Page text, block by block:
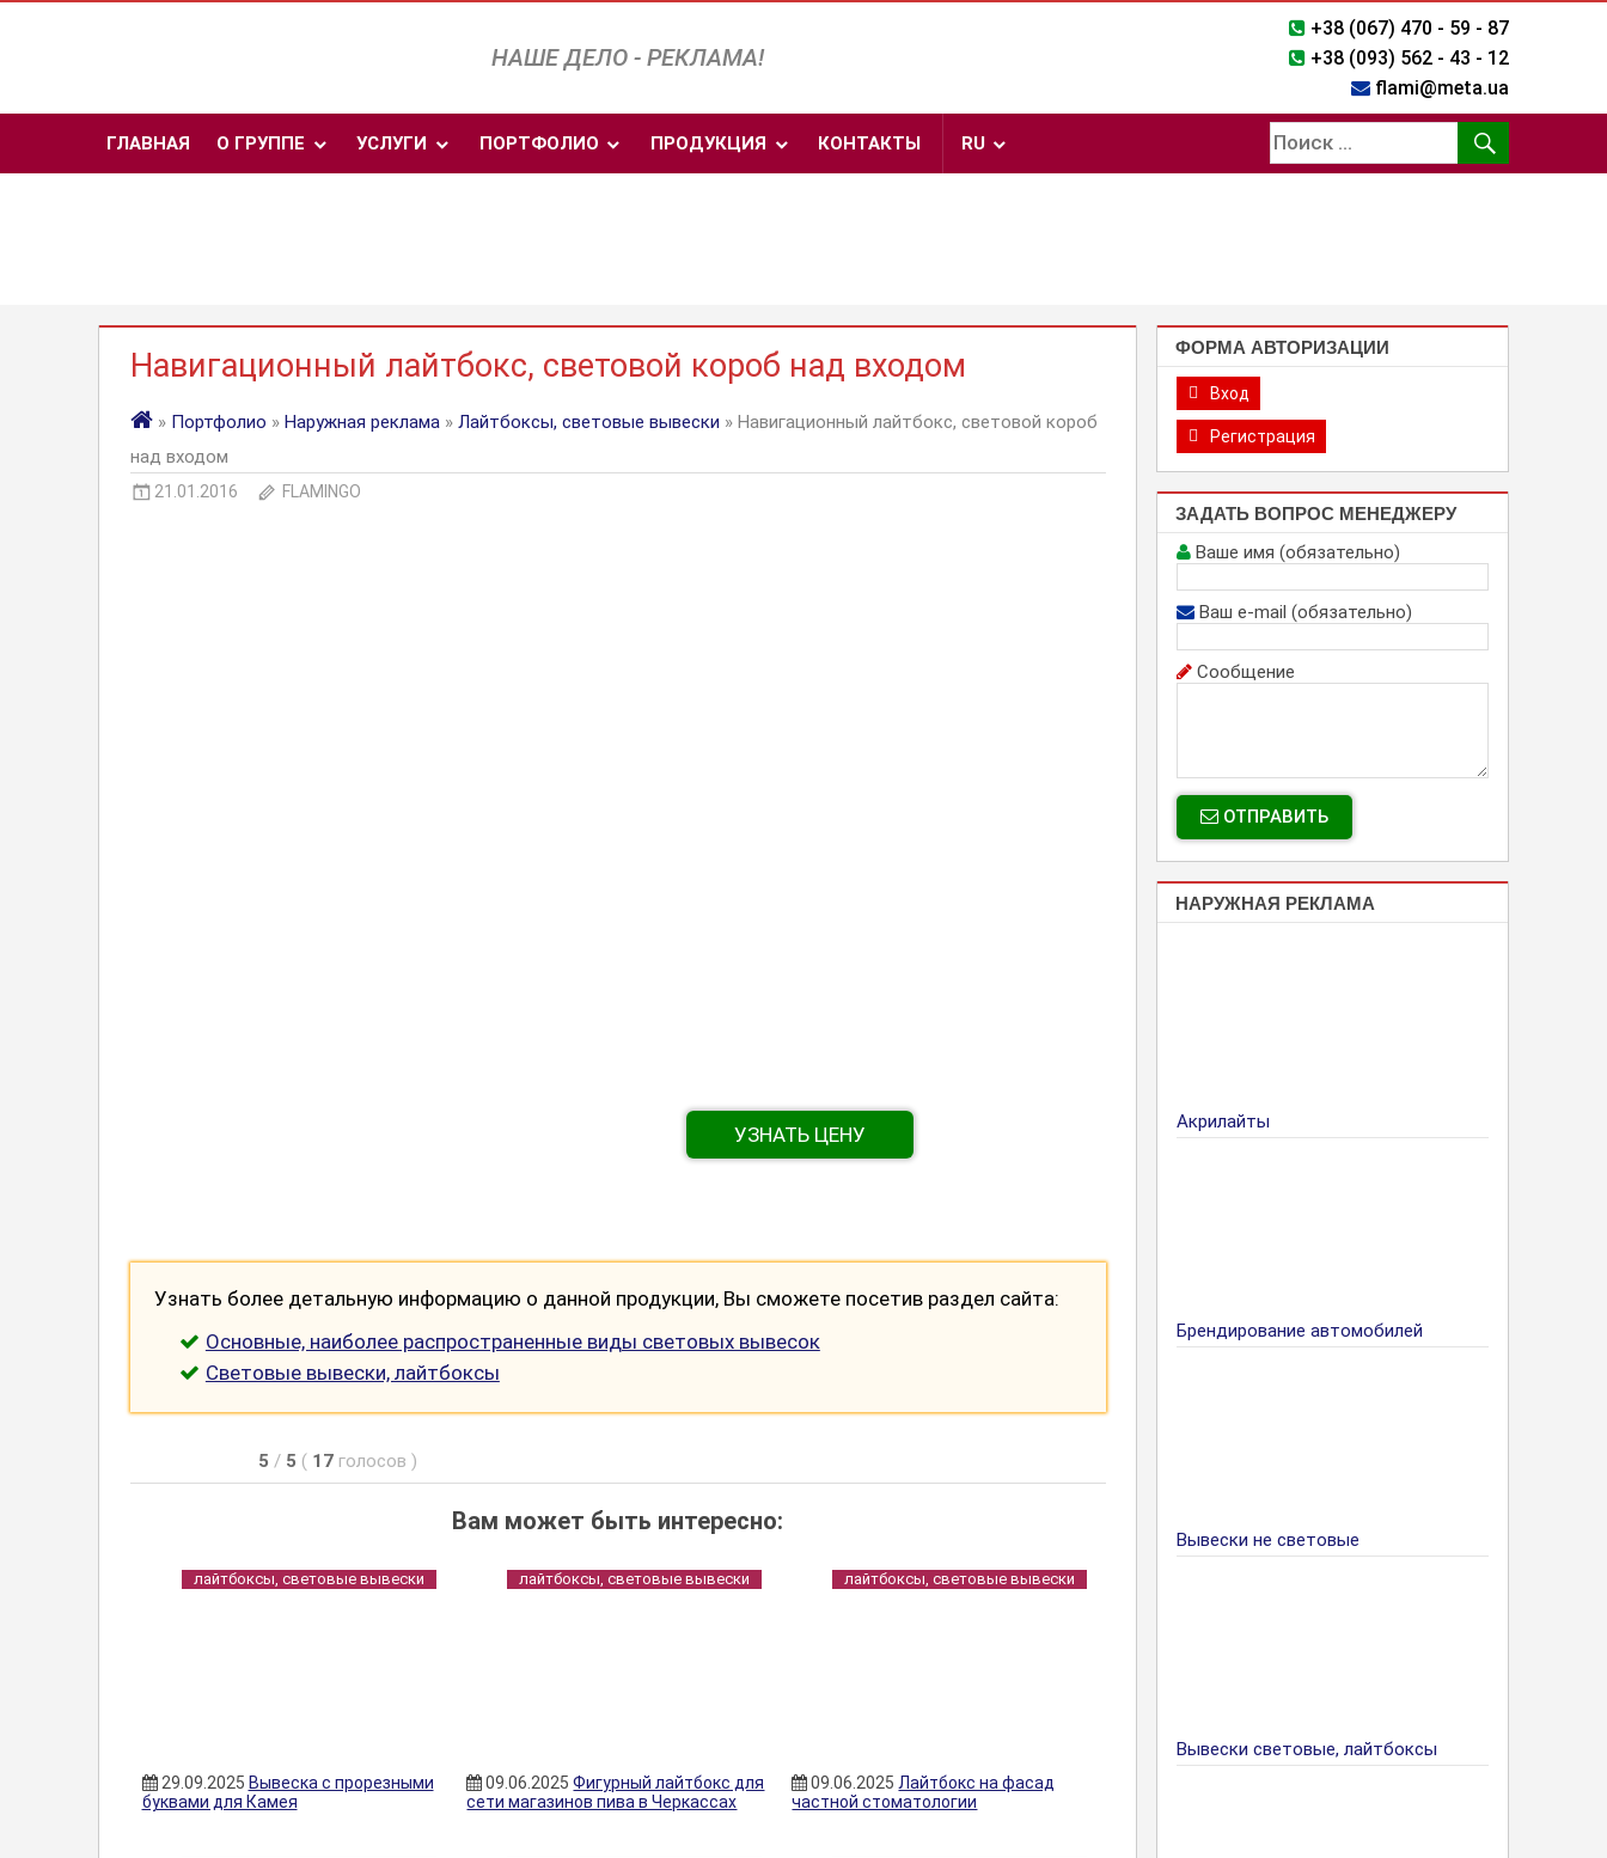
НАШЕ ДЕЛО - РЕКЛАМА!
+38 (067) 470 - 59 - 87
+38 (093) 562 - 43 - 12
flami@meta.ua
ГЛАВНАЯ О ГРУППЕ УСЛУГИ ПОРТФОЛИО ПРОДУКЦИЯ КОНТАКТЫ RU
Навигационный лайтбокс, световой короб над входом
» Портфолио » Наружная реклама» Лайтбоксы, световые вывески » Навигационный лайтбокс, световой короб
над входом
21.01.2016 FLAMINGO
УЗНАТЬ ЦЕНУ
Узнать более детальную информацию о данной продукции, Вы сможете посетив раздел сайта:
Основные, наиболее распространенные виды световых вывесок
Световые вывески, лайтбоксы
5 / 5 ( 17 голосов )
Вам может быть интересно:
лайтбоксы, световые вывески
29.09.2025 Вывеска с прорезными
буквами для Камея
лайтбоксы, световые вывески
09.06.2025Фигурный лайтбокс для
сети магазинов пива в Черкассах
лайтбоксы, световые вывески
09.06.2025Лайтбокс на фасад
частной стоматологии
ФОРМА АВТОРИЗАЦИИ
Вход
Регистрация
ЗАДАТЬ ВОПРОС МЕНЕДЖЕРУ
Ваше имя (обязательно)
Ваш e-mail (обязательно)
Сообщение
ОТПРАВИТЬ
НАРУЖНАЯ РЕКЛАМА
Акрилайты
Брендирование автомобилей
Вывески не световые
Вывески световые, лайтбоксы